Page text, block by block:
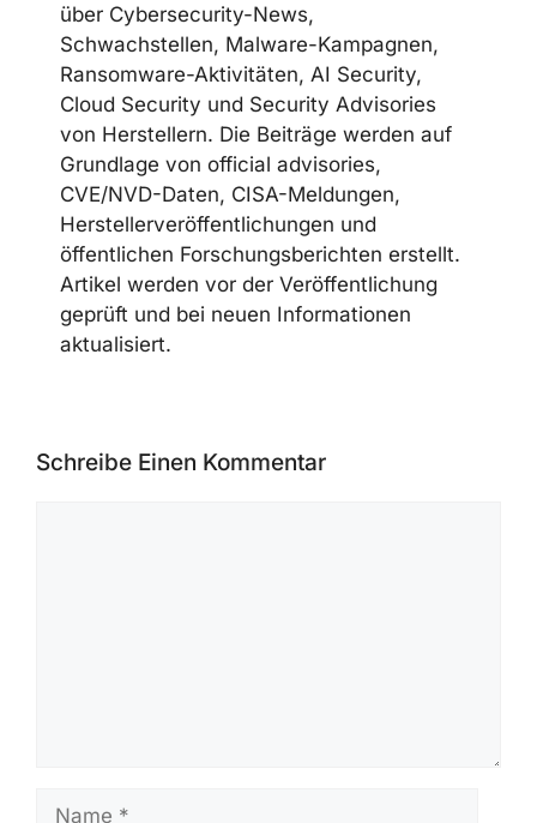
über Cybersecurity-News,
Schwachstellen, Malware-Kampagnen,
Ransomware-Aktivitäten, AI Security,
Cloud Security und Security Advisories
von Herstellern. Die Beiträge werden auf
Grundlage von official advisories,
CVE/NVD-Daten, CISA-Meldungen,
Herstellerveröffentlichungen und
öffentlichen Forschungsberichten erstellt.
Artikel werden vor der Veröffentlichung
geprüft und bei neuen Informationen
aktualisiert.
Schreibe Einen Kommentar
Name